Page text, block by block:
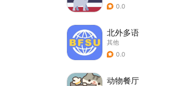
0.0
北外多语
其他
0.0
动物餐厅